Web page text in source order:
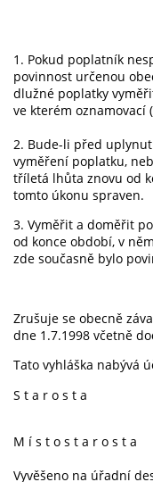
1. Pokud poplatník
povinnost určenou
dlužné poplatky
ve kterém oznamovací
2. Bude-li před
vyměření poplatku,
tříletá lhůta znovu od
tomto úkonu spraven.
3. Vyměřit a doměřit
od konce období, v
zde současně bylo
Zrušuje se obecně
dne 1.7.1998 včetně
Tato vyhláška nabývá
S t a r o s t a
M í s t o s t a r o s t a
Vyvěšeno na úřadní